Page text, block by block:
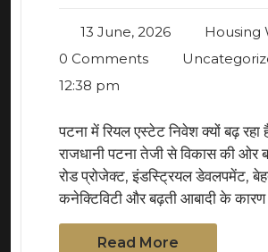
13 June, 2026
Housing
0 Comments
12:38 pm
पटना में रियल एस्टेट निवेश क्यों बढ़ रहा
राजधानी पटना तेजी से विकास की ओर
रोड प्रोजेक्ट, इंडस्ट्रियल डेवलपमेंट,
कनेक्टिविटी और बढ़ती आबादी के
Read More